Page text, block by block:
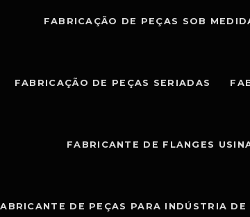
FABRICAÇÃO DE PEÇAS SOB
FABRICAÇÃO DE PEÇAS SERIADAS
FABRICANTE DE FLANGES
DE PEÇAS PARA INDÚSTRIA DE